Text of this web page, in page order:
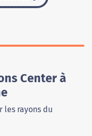
Center à
les rayons du